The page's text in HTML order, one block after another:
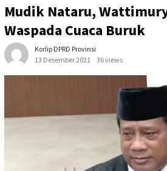
Mudik Nataru,
Waspada Cuaca Buruk
Korlip DPRD Provinsi
13 Desember 2021
36 views